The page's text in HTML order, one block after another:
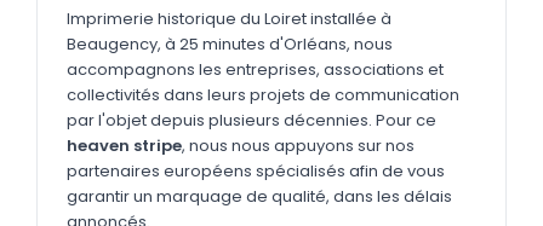
Sweatshirts Nouveau
GOODIES
Catalogue complet Nouveau
Bureau & écriture
Sacs & voyages
Imprimerie historique du Loiret installée à
Beaugency, à 25 minutes d'Orléans, nous
accompagnons les entreprises, associations et
collectivités dans leurs projets de communication
par l'objet depuis plusieurs décennies. Pour ce
heaven stripe, nous nous appuyons sur nos
partenaires européens spécialisés afin de vous
garantir un marquage de qualité, dans les délais